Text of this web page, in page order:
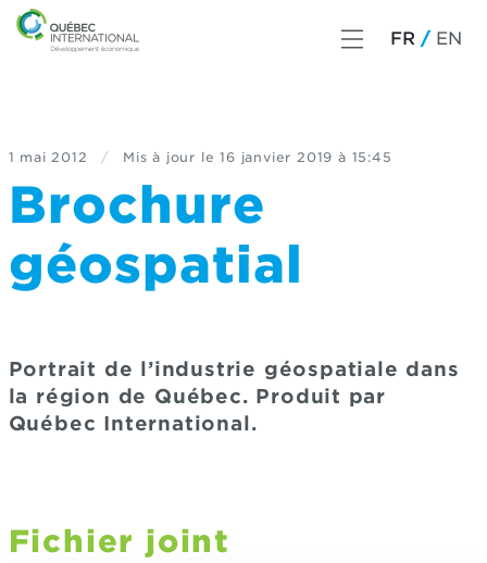
FR EN
1 mai 2012 / Mis à jour le 16 janvier 2019 à 15:45
Brochure
géospatial
Portrait de l’industrie géospatiale dans
la région de Québec. Produit par
Québec International.
Fichier joint